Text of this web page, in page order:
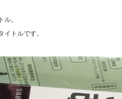
ル。
イトルです。